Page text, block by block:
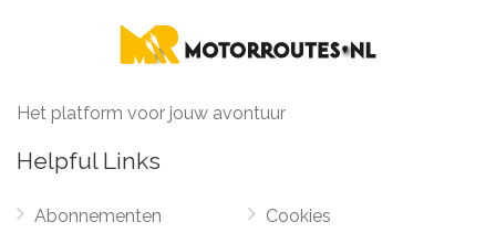
Het platform voor jouw avontuur
Helpful Links
Abonnementen
Cookies